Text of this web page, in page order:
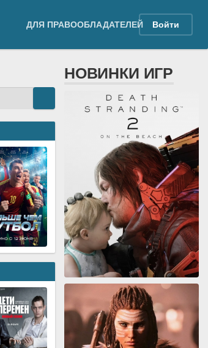
ДЛЯ ПРАВООБЛАДАТЕЛЕЙ Войти
НОВИНКИ ИГР